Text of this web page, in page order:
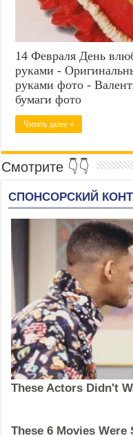
14 Февраля День
руками -
руками фото -
бумаги фото
Читать далее »
Смотрите 👇👇